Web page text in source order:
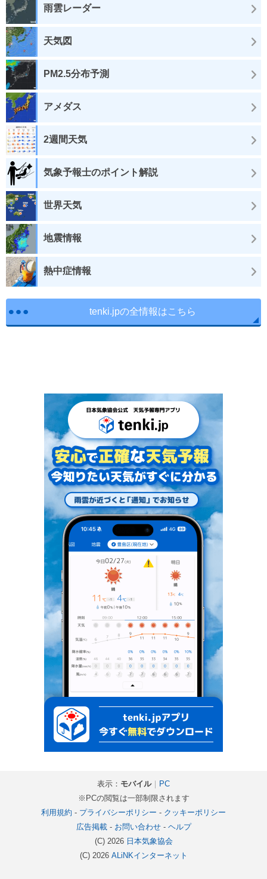
雨雲レーダー
天気図
PM2.5分布予測
アメダス
2週間天気
気象予報士のポイント解説
世界天気
地震情報
熱中症情報
tenki.jpの全情報はこちら
表示： モバイル｜ PC
※PCの閲覧は一部制限されます
利用規約 - プライバシーポリシー - クッキーポリシー
広告掲載- お問い合わせ- ヘルプ
(C) 2026 日本気象協会
(C) 2026 ALiNKインターネット